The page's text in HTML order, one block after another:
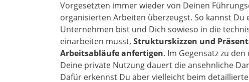
Vorgesetzten immer wieder von Deinen
organisierten Arbeiten überzeugst. So kannst Du
Unternehmen bist und Dich sowieso in die
einarbeiten musst, Strukturskizzen und
Arbeitsabläufe anfertigen. Im Gegensatz zu
Deine private Nutzung dauert die ansehnliche
Dafür erkennst Du aber vielleicht beim